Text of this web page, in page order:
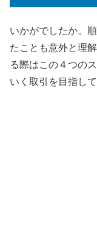
いかがでしたか。
たことも意外と理
る際はこの４つの
いく取引を目指し